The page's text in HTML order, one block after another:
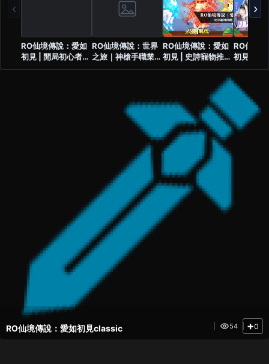
‹
RO仙境傳說：愛如
初見 | 開局初心者任
務與玩法介紹
RO仙境傳說：世界
之旅｜神槍手職業流
派攻略資訊
RO仙境傳說：愛如
初見 | 史詩寵物推薦
全資訊攻略
RO仙境
初見 | 戰
篇 | 10萬
成?
›
RO仙境傳說：愛如初見classic 54 +0